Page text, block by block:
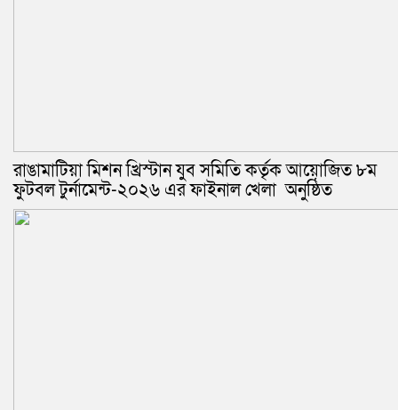
রাঙামাটিয়া মিশন খ্রিস্টান যুব সমিতি কর্তৃক আয়োজিত ৮ম
ফুটবল টুর্নামেন্ট-২০২৬ এর ফাইনাল খেলা অনুষ্ঠিত